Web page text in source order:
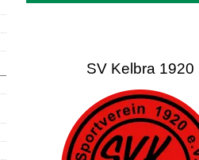
SV Kelbra 1920